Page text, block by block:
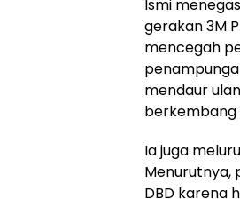
Ismi
gerakan 3M
mencegah
mendaur
berkembang
Ia juga
Menurutnya,
DBD karena